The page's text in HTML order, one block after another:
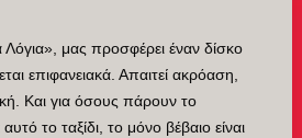
μας προσφέρει έναν δίσκο
επιφανειακά. Απαιτεί ακρόαση,
Και για όσους πάρουν το
το ταξίδι, το μόνο βέβαιο είναι